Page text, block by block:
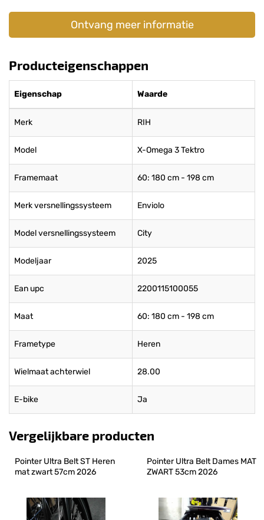
Ontvang meer informatie
Producteigenschappen
Eigenschap Waarde
Merk RIH
Model X-Omega 3 Tektro
Framemaat 60: 180 cm - 198 cm
Merk versnellingssysteem Enviolo
Model versnellingssysteem City
Modeljaar 2025
Ean upc 2200115100055
Maat 60: 180 cm - 198 cm
Frametype Heren
Wielmaat achterwiel 28.00
E-bike Ja
Vergelijkbare producten
Pointer Ultra Belt ST Heren
mat zwart 57cm 2026
Pointer Ultra Belt Dames MAT
ZWART 53cm 2026